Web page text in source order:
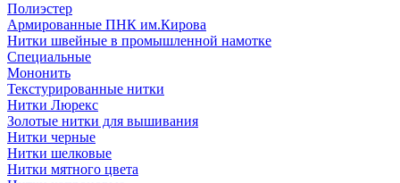
Полиэстер
Армированные ПНК им.Кирова
Нитки швейные в промышленной намотке
Специальные
Мононить
Текстурированные нитки
Нитки Люрекс
Золотые нитки для вышивания
Нитки черные
Нитки шелковые
Нитки мятного цвета